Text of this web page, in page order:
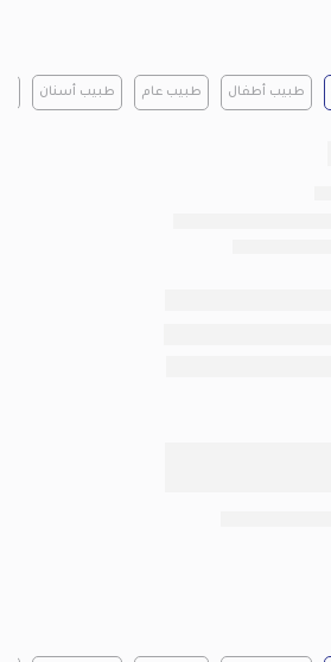
طبيب أطفال طبيب عام طبيب أسنان